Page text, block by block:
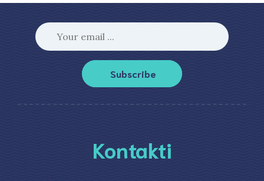
Subscribe
Kontakti